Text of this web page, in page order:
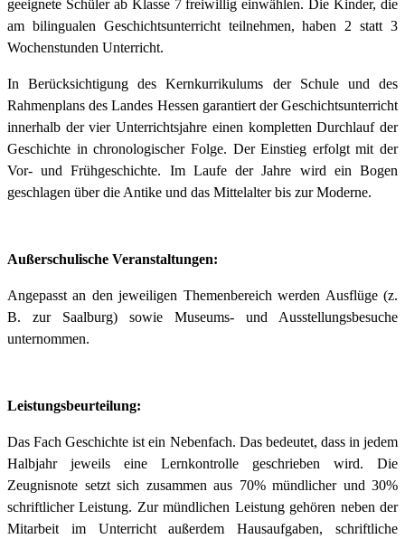
geeignete Schüler ab Klasse 7 freiwillig einwählen. Die Kinder, die
am bilingualen Geschichtsunterricht teilnehmen, haben 2 statt 3
Wochenstunden Unterricht.
In Berücksichtigung des Kernkurrikulums der Schule und des
Rahmenplans des Landes Hessen garantiert der Geschichtsunterricht
innerhalb der vier Unterrichtsjahre einen kompletten Durchlauf der
Geschichte in chronologischer Folge. Der Einstieg erfolgt mit der
Vor- und Frühgeschichte. Im Laufe der Jahre wird ein Bogen
geschlagen über die Antike und das Mittelalter bis zur Moderne.
Außerschulische Veranstaltungen:
Angepasst an den jeweiligen Themenbereich werden Ausflüge (z.
B. zur Saalburg) sowie Museums- und Ausstellungsbesuche
unternommen.
Leistungsbeurteilung:
Das Fach Geschichte ist ein Nebenfach. Das bedeutet, dass in jedem
Halbjahr jeweils eine Lernkontrolle geschrieben wird. Die
Zeugnisnote setzt sich zusammen aus 70% mündlicher und 30%
schriftlicher Leistung. Zur mündlichen Leistung gehören neben der
Mitarbeit im Unterricht außerdem Hausaufgaben, schriftliche